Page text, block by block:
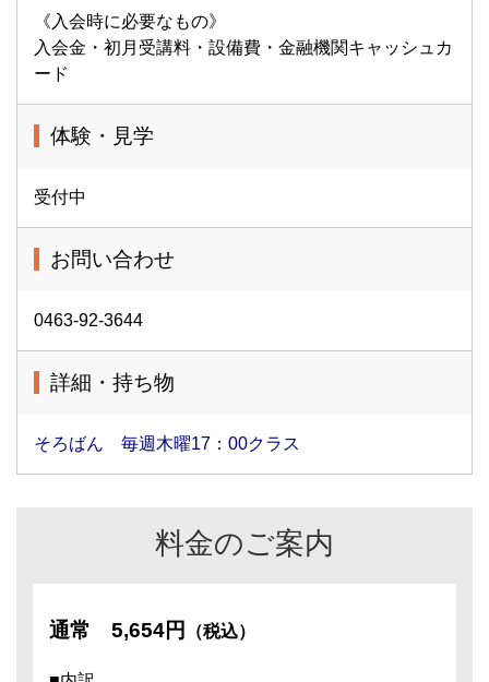
《入会時に必要なもの》
入会金・初月受講料・設備費・金融機関キャッシュカ
ード
体験・見学
受付中
お問い合わせ
0463-92-3644
詳細・持ち物
そろばん 毎週木曜17：00クラス
料金のご案内
通常 5,654円 （税込）